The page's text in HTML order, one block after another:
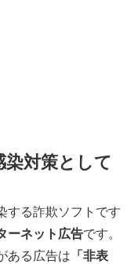
対策として
する詐欺ソフトです
ーネット広告です。
ある広告は 「非表